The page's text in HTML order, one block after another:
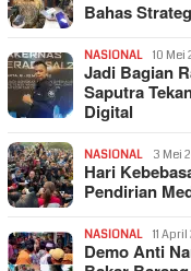
Bahas
NASIONAL 10 Mei
Jadi Bagian
Saputra
Digital
NASIONAL 3 Mei
Hari
Pendirian
NASIONAL 11
Demo Anti